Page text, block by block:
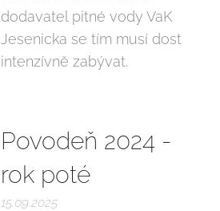
dodavatel pitné vody VaK
Jesenicka se tím musí dost
intenzívně zabývat.
Povodeň 2024 -
rok poté
15.09.2025